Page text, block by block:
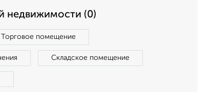
недвижимости (0)
Торговое помещение
Складское помещение